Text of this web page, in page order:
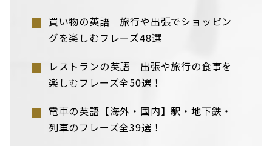
買い物の英語｜旅行や出張でショッピン
グを楽しむフレーズ48選
レストランの英語｜出張や旅行の食事を
楽しむフレーズ全50選！
電車の英語【海外・国内】駅・地下鉄・
列車のフレーズ全39選！